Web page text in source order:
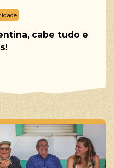
cabe tudo e